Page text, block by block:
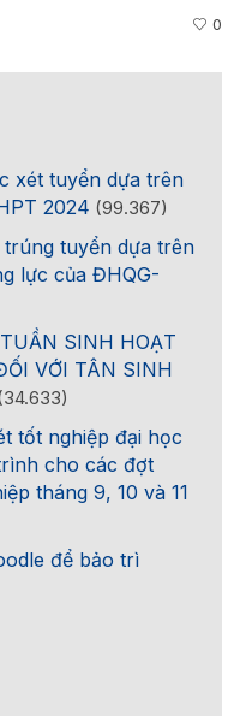
0
xét tuyển dựa trên
2024 (99.367)
tuyển dựa trên
lực của ĐHQG-
SINH HOẠT
VỚI TÂN SINH
tốt nghiệp đại học
cho các đợt
tháng 9, 10 và 11
để bảo trì